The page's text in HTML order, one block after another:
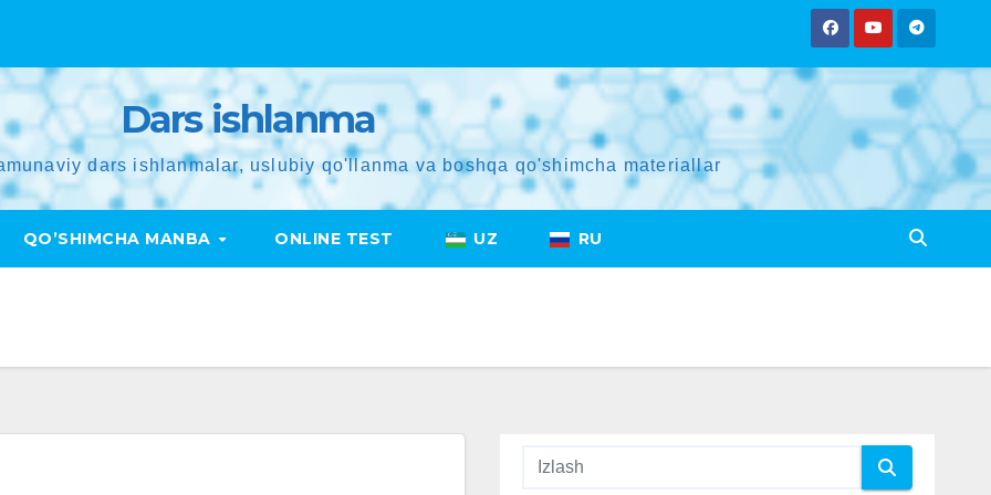
Dars ishlanma
dars ishlanmalar, uslubiy qo'llanma va boshqa qo'shimcha materiallar
QO’SHIMCHA MANBA ONLINE TEST UZ RU